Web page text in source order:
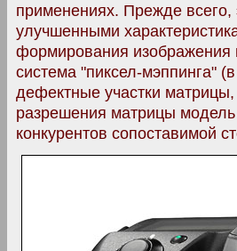
применениях. Прежде
улучшенными
формирования изображения
система "пиксел-мэппинга"
дефектные участки
разрешения матрицы
конкурентов сопоставимой